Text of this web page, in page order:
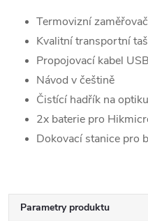
Termovizní
Kvalitní transportní
Propojovací kabel
Návod v češtině
Čistící hadřík na optiku
2x baterie pro
Dokovací stanice pro
Parametry produktu